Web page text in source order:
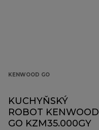
KENWOOD GO
KUCHYŇSKÝ
ROBOT KENWOOD
GO KZM35.000GY